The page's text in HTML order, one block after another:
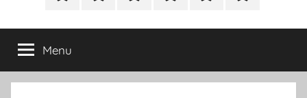
金
資
時
清
徵
Menu